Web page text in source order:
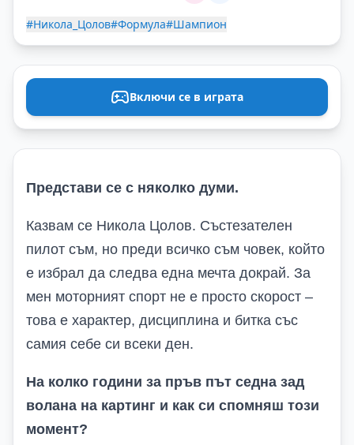
#Никола_Цолов#Формула#Шампион
Включи се в играта
Представи се с няколко думи.
Казвам се Никола Цолов. Състезателен
пилот съм, но преди всичко съм човек, който
е избрал да следва една мечта докрай. За
мен моторният спорт не е просто скорост –
това е характер, дисциплина и битка със
самия себе си всеки ден.
На колко години за пръв път седна зад
волана на картинг и как си спомняш този
момент?